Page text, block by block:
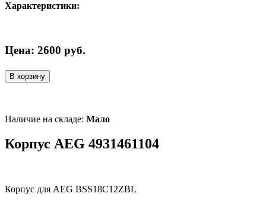
Характеристики:
Цена: 2600 руб.
В корзину
Наличие на складе: Мало
Корпус AEG 4931461104
Корпус для AEG BSS18C12ZBL